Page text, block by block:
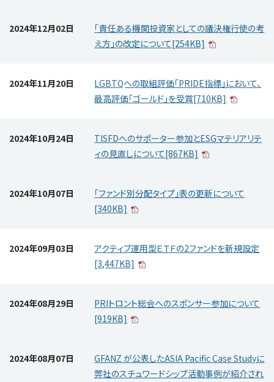
2024年12月02日
「責任ある機関投資家としての議決権行使の考
え方」の改定について[254KB]
2024年11月20日
LGBTQへの取組評価「PRIDE指標」において、
最高評価「ゴールド」を受賞[710KB]
2024年10月24日
TISFDへのサポーター参加とESGマテリアリテ
ィの見直しについて[867KB]
2024年10月07日
「ファンド別分配タイプ」表の更新について
[340KB]
2024年09月03日
アクティブ運用型ＥＴＦの2ファンドを新規設定
[3,447KB]
2024年08月29日
PRIトロント総会へのスポンサー参加について
[919KB]
2024年08月07日
GFANZ が公表したASIA Pacific Case Studyに
弊社のスチュワードシップ活動事例が紹介され